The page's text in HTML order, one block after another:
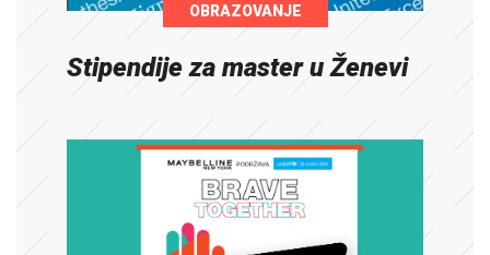
OBRAZOVANJE
Stipendije za master u Ženevi